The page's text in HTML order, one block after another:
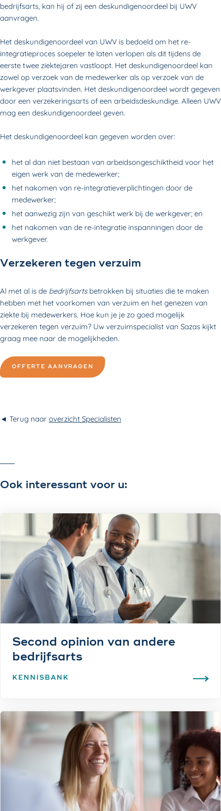
bedrijfsarts, kan hij of zij een deskundigenoordeel bij UWV
aanvragen.
Het deskundigenoordeel van UWV is bedoeld om het re-
integratieproces soepeler te laten verlopen als dit tijdens de
eerste twee ziektejaren vastloopt. Het deskundigenoordeel kan
zowel op verzoek van de medewerker als op verzoek van de
werkgever plaatsvinden. Het deskundigenoordeel wordt gegeven
door een verzekeringsarts of een arbeidsdeskundige. Alleen UWV
mag een deskundigenoordeel geven.
Het deskundigenoordeel kan gegeven worden over:
het al dan niet bestaan van arbeidsongeschiktheid voor het
eigen werk van de medewerker;
het nakomen van re-integratieverplichtingen door de
medewerker;
het aanwezig zijn van geschikt werk bij de werkgever; en
het nakomen van de re-integratie inspanningen door de
werkgever.
Verzekeren tegen verzuim
Al met al is de bedrijfsartsbetrokken bij situaties die te maken
hebben met het voorkomen van verzuim en het genezen van
ziekte bij medewerkers. Hoe kun je je zo goed mogelijk
verzekeren tegen verzuim? Uw verzuimspecialist van Sazas kijkt
graag mee naar de mogelijkheden.
OFFERTE AANVRAGEN
◄ Terug naar overzicht Specialisten
Ook interessant voor u:
Second opinion van andere
bedrijfsarts
KENNISBANK